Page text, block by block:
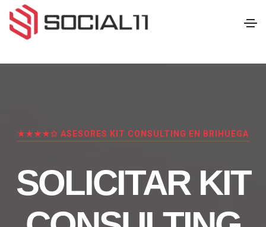
★★★★✩ ASESORES KIT CONSULTING EN BRIHUEGA
SOLICITAR KIT